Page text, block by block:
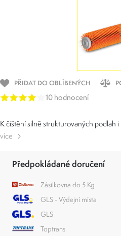
PŘIDAT DO OBLÍBENÝCH
10 hodnocení
K čištění silně strukturovaných podlah
více
Předpokládané doručení
Zásilkovna do 5 Kg
GLS - Výdejní místa
GLS
Toptrans